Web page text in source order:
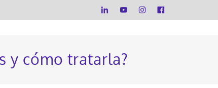
y cómo tratarla?